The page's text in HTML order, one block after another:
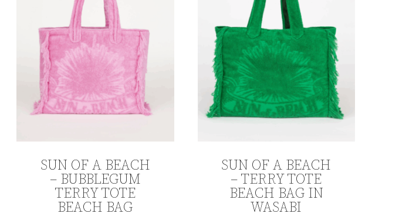
SUN OF A BEACH
– BUBBLEGUM
TERRY TOTE
BEACH BAG
SUN OF A BEACH
– TERRY TOTE
BEACH BAG IN
WASABI